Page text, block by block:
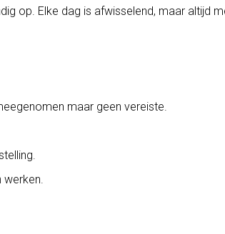
op. Elke dag is afwisselend, maar altijd
maar geen vereiste.
werken.